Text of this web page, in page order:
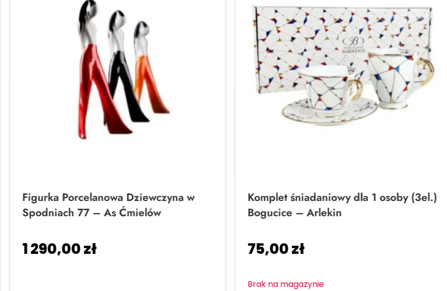
Figurka Porcelanowa Dziewczyna w
Spodniach 77 – As Ćmielów
1 290,00zł
Komplet śniadaniowy dla 1 osoby (3el.)
Bogucice – Arlekin
75,00zł
Brak na magazynie